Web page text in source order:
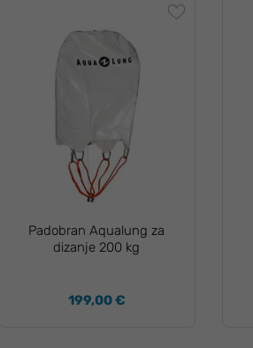
Padobran Aqualung za
dizanje 200 kg
199,00 €